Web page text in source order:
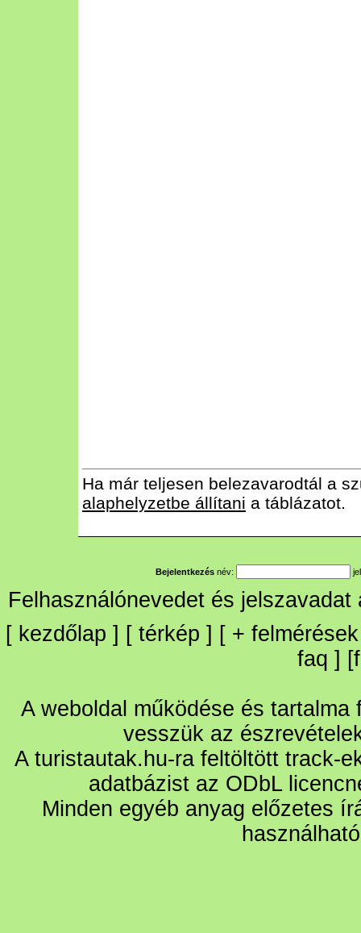
Ha már teljesen belezavarodtál a
alaphelyzetbe állítani a táblázatot.
Bejelentkezés név:
Felhasználónevedet és
[ kezdőlap ] [ térkép ] [ + felmérések
faq ] [
A weboldal működése és
vesszük az
A turistautak.hu-ra feltöltött track-
adatbázist az ODbL
Minden egyéb anyag előzetes